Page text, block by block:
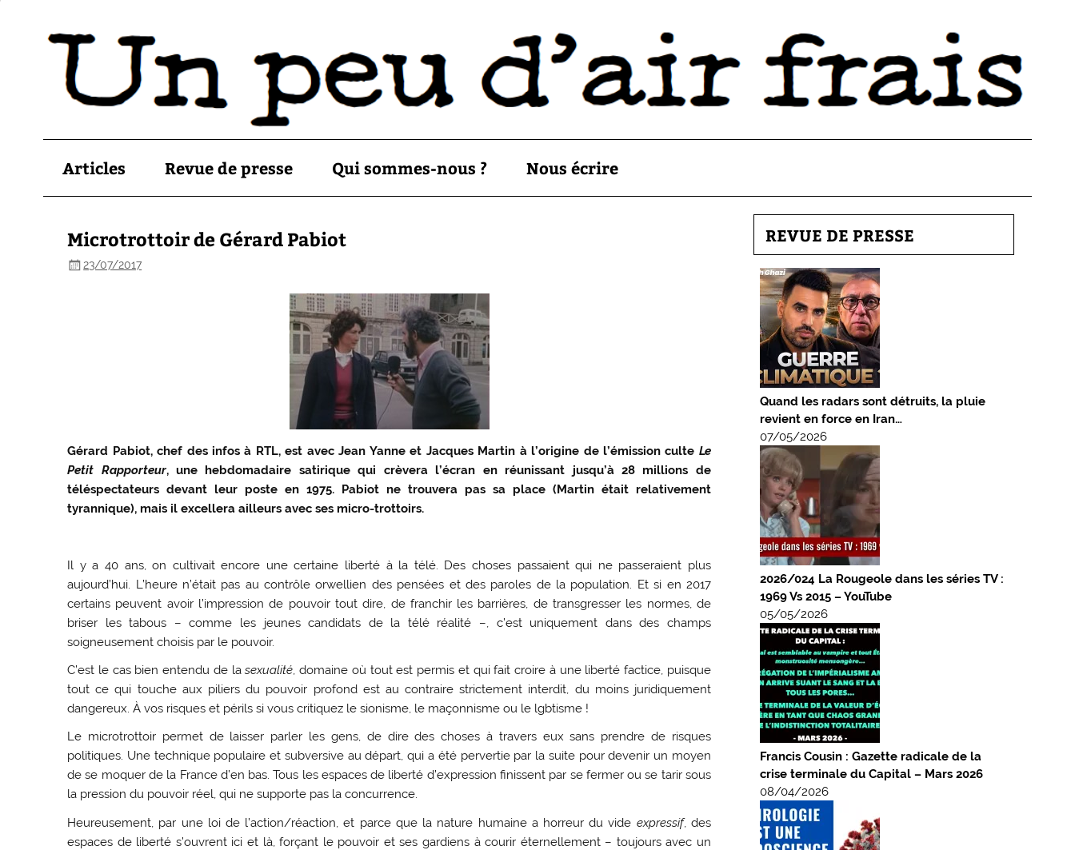
Articles Revue de presse Qui sommes-nous ? Nous écrire
Microtrottoir de Gérard Pabiot
23/07/2017
Gérard Pabiot, chef des infos à RTL, est avec Jean Yanne et Jacques Martin à l’origine de l’émission culte Le
Petit Rapporteur, une hebdomadaire satirique qui crèvera l’écran en réunissant jusqu’à 28 millions de
téléspectateurs devant leur poste en 1975. Pabiot ne trouvera pas sa place (Martin était relativement
tyrannique), mais il excellera ailleurs avec ses micro-trottoirs.
Il y a 40 ans, on cultivait encore une certaine liberté à la télé. Des choses passaient qui ne passeraient plus
aujourd’hui. L’heure n’était pas au contrôle orwellien des pensées et des paroles de la population. Et si en 2017
certains peuvent avoir l’impression de pouvoir tout dire, de franchir les barrières, de transgresser les normes, de
briser les tabous – comme les jeunes candidats de la télé réalité –, c’est uniquement dans des champs
soigneusement choisis par le pouvoir.
C’est le cas bien entendu de lasexualité, domaine où tout est permis et qui fait croire à une liberté factice, puisque
tout ce qui touche aux piliers du pouvoir profond est au contraire strictement interdit, du moins juridiquement
dangereux. À vos risques et périls si vous critiquez le sionisme, le maçonnisme ou le lgbtisme !
Le microtrottoir permet de laisser parler les gens, de dire des choses à travers eux sans prendre de risques
politiques. Une technique populaire et subversive au départ, qui a été pervertie par la suite pour devenir un moyen
de se moquer de la France d’en bas. Tous les espaces de liberté d’expression finissent par se fermer ou se tarir sous
la pression du pouvoir réel, qui ne supporte pas la concurrence.
Heureusement, par une loi de l’action/réaction, et parce que la nature humaine a horreur du vide expressif, des
espaces de liberté s’ouvrent ici et là, forçant le pouvoir et ses gardiens à courir éternellement – toujours avec un
REVUE DE PRESSE
Quand les radars sont détruits, la pluie
revient en force en Iran…
07/05/2026
2026/024 La Rougeole dans les séries TV :
1969 Vs 2015 – YouTube
05/05/2026
Francis Cousin : Gazette radicale de la
crise terminale du Capital – Mars 2026
08/04/2026